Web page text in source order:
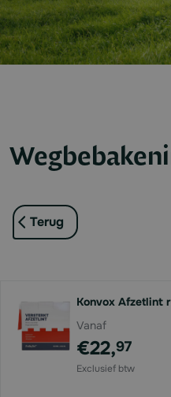
Terug
Konvox Afzetlint
Vanaf
€22,97